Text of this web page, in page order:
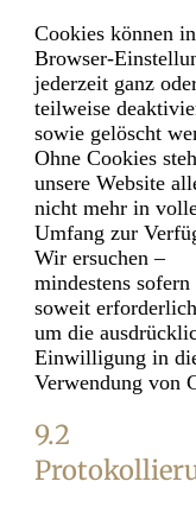
Cookies können
Browser-
jederzeit ganz
teilweise
sowie gelöscht
Ohne Cookies
unsere Website
nicht mehr in
Umfang zur
Wir ersuchen –
mindestens sofern
soweit
um die
Einwilligung in
Verwendung von
9.2